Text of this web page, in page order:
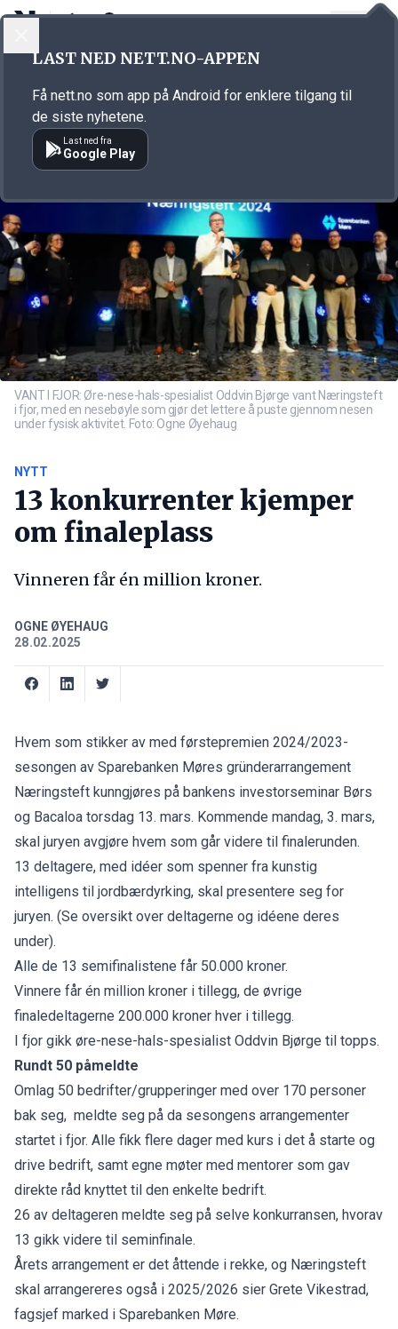
Annonsørinnhold
VANT I FJOR: Øre-nese-hals-spesialist Oddvin Bjørge vant Næringsteft
i fjor, med en nesebøyle som gjør det lettere å puste gjennom nesen
under fysisk aktivitet. Foto: Ogne Øyehaug
NYTT
13 konkurrenter kjemper
om finaleplass
Vinneren får én million kroner.
OGNE ØYEHAUG
28.02.2025
Hvem som stikker av med førstepremien 2024/2023-
sesongen av Sparebanken Møres gründerarrangement
Næringsteft kunngjøres på bankens investorseminar Børs
og Bacaloa torsdag 13. mars. Kommende mandag, 3. mars,
skal juryen avgjøre hvem som går videre til finalerunden.
13 deltagere, med idéer som spenner fra kunstig
intelligens til jordbærdyrking, skal presentere seg for
juryen. (Se oversikt over deltagerne og idéene deres
under).
Alle de 13 semifinalistene får 50.000 kroner.
Vinnere får én million kroner i tillegg, de øvrige
finaledeltagerne 200.000 kroner hver i tillegg.
I fjor gikk øre-nese-hals-spesialist Oddvin Bjørge til topps.
Rundt 50 påmeldte
Omlag 50 bedrifter/grupperinger med over 170 personer
bak seg, meldte seg på da sesongens arrangementer
startet i fjor. Alle fikk flere dager med kurs i det å starte og
drive bedrift, samt egne møter med mentorer som gav
direkte råd knyttet til den enkelte bedrift.
26 av deltageren meldte seg på selve konkurransen, hvorav
13 gikk videre til seminfinale.
Årets arrangement er det åttende i rekke, og Næringsteft
skal arrangereres også i 2025/2026 sier Grete Vikestrad,
fagsjef marked i Sparebanken Møre.
LAST NED NETT.NO-APPEN
Få nett.no som app på Android for enklere tilgang til
de siste nyhetene.
Last ned fra
Google Play